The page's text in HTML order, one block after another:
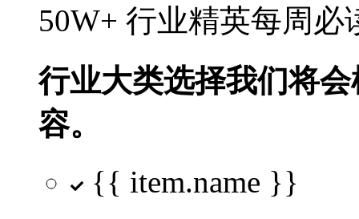
50W+ 行业精英每周
行业大类选择我们将
容。
{{ item.name }}